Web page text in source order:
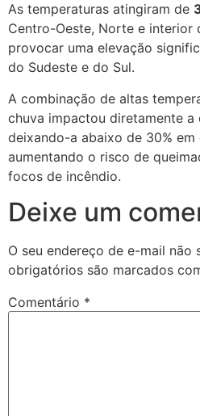
As temperaturas atingiram de
Centro-Oeste, Norte e interior
provocar uma elevação
do Sudeste e do Sul.
A combinação de altas
chuva impactou diretamente a
deixando-a abaixo de 30% em
aumentando o risco de
focos de incêndio.
Deixe um
O seu endereço de e-mail não
obrigatórios são marcados
Comentário *